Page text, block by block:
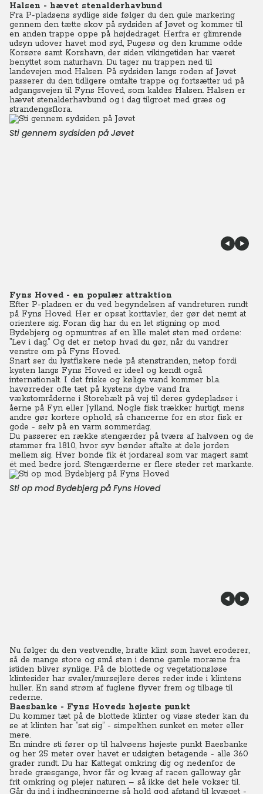
Halsen - hævet stenalderhavbund
Fra P-pladsens sydlige side følger du den gule markering
gennem den tætte skov på sydsiden af Jøvet og kommer til
en anden trappe oppe på højdedraget. Herfra er glimrende
udsyn udover havet mod syd, Pugesø og den krumme odde
Korsøre samt Korshavn, der siden vikingetiden har været
benyttet som naturhavn. Du tager nu trappen ned til
landevejen mod Halsen. På sydsiden langs roden af Jøvet
passerer du den tidligere omtalte trappe og fortsætter ud på
adgangsvejen til Fyns Hoved, som kaldes Halsen. Halsen er
hævet stenalderhavbund og i dag tilgroet med græs og
strandengsflora.
Sti gennem sydsiden på Jøvet
Fyns Hoved - en populær attraktion
Efter P-pladsen er du ved begyndelsen af vandreturen rundt
på Fyns Hoved. Her er opsat korttavler, der gør det nemt at
orientere sig. Foran dig har du en let stigning op mod
Bydebjerg og opmuntres af en lille malet sten med ordene:
”Lev i dag.” Og det er netop hvad du gør, når du vandrer
venstre om på Fyns Hoved.
Snart ser du lystfiskere nede på stenstranden, netop fordi
kysten langs Fyns Hoved er ideel og kendt også
internationalt. I det friske og kølige vand kommer bl.a.
havørreder ofte tæt på kystens dybe vand fra
vækstområderne i Storebælt på vej til deres gydepladser i
åerne på Fyn eller Jylland. Nogle fisk trækker hurtigt, mens
andre gør kortere ophold, så chancerne for en stor fisk er
gode - selv på en varm sommerdag.
Du passerer en række stengærder på tværs af halvøen og de
stammer fra 1810, hvor syv bønder aftalte at dele jorden
mellem sig. Hver bonde fik ét jordareal som var magert samt
ét med bedre jord. Stengærderne er flere steder ret markante.
Sti op mod Bydebjerg på Fyns Hoved
Nu følger du den vestvendte, bratte klint som havet eroderer,
så de mange store og små sten i denne gamle moræne fra
istiden bliver synlige. På de blottede og vegetationsløse
klintesider har svaler/mursejlere deres reder inde i klintens
huller. En sand strøm af fuglene flyver frem og tilbage til
rederne.
Baesbanke - Fyns Hoveds højeste punkt
Du kommer tæt på de blottede klinter og visse steder kan du
se at klinten har ”sat sig” - simpelthen sunket en meter eller
mere.
En mindre sti fører op til halvøens højeste punkt Baesbanke
og her 25 meter over havet er udsigten betagende - alle 360
grader rundt. Du har Kattegat omkring dig og nedenfor de
brede græsgange, hvor får og kvæg af racen galloway går
frit omkring og plejer naturen – så ikke det hele vokser til.
Går du ind i indhegningerne så hold god afstand til kvæget -